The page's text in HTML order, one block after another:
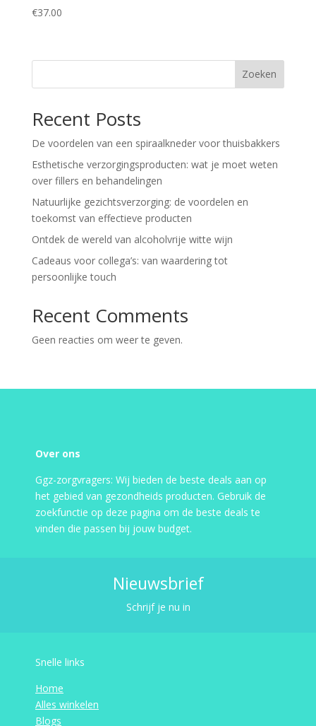
€37.00
Zoeken
Recent Posts
De voordelen van een spiraalkneder voor thuisbakkers
Esthetische verzorgingsproducten: wat je moet weten
over fillers en behandelingen
Natuurlijke gezichtsverzorging: de voordelen en
toekomst van effectieve producten
Ontdek de wereld van alcoholvrije witte wijn
Cadeaus voor collega’s: van waardering tot
persoonlijke touch
Recent Comments
Geen reacties om weer te geven.
Over ons
Ggz-zorgvragers: Wij bieden de beste deals aan op
het gebied van gezondheids producten. Gebruik de
zoekfunctie op deze pagina om de beste deals te
vinden die passen bij jouw budget.
Nieuwsbrief
Schrijf je nu in
Snelle links
Home
Alles winkelen
Blogs